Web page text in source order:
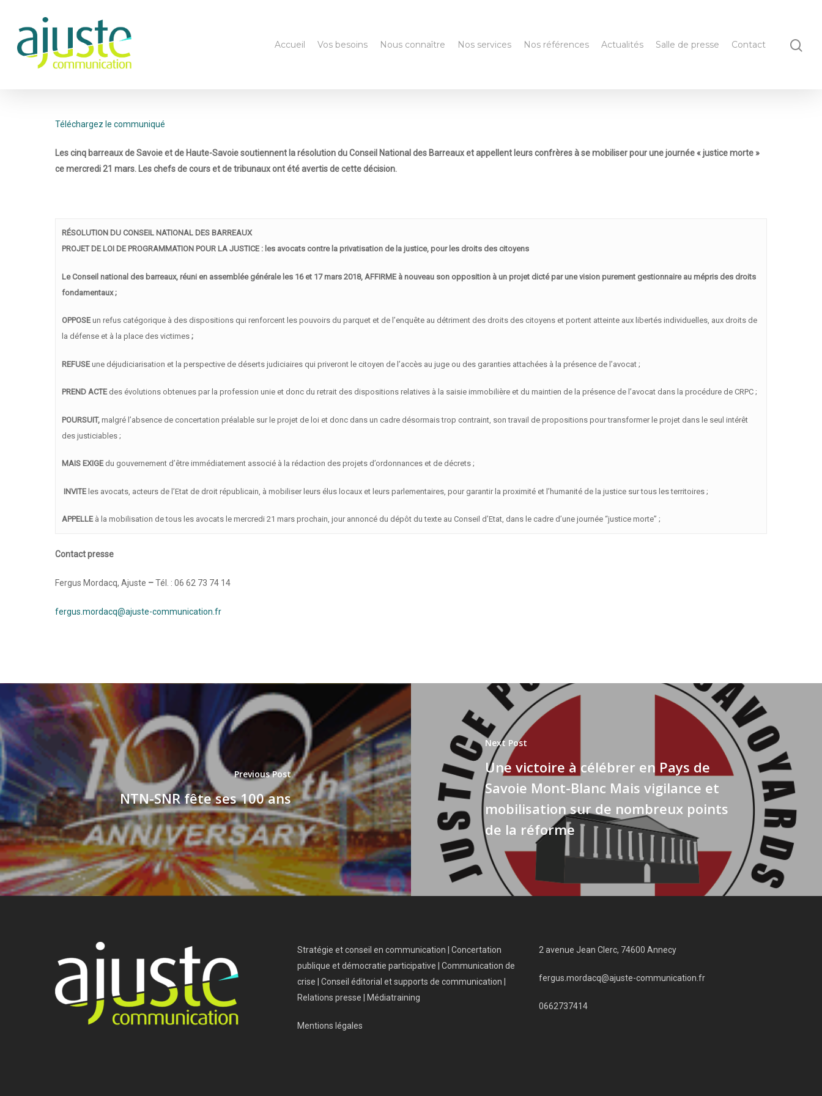
Hit enter to search or ESC to close
Accueil Vos besoins Nous connaître Nos services Nos références Actualités Salle de presse Contact
Téléchargez le communiqué
Les cinq barreaux de Savoie et de Haute-Savoie soutiennent la résolution du Conseil National des Barreaux et appellent leurs confrères à se mobiliser pour une journée « justice morte »
ce mercredi 21 mars. Les chefs de cours et de tribunaux ont été avertis de cette décision.
RÉSOLUTION DU CONSEIL NATIONAL DES BARREAUX
PROJET DE LOI DE PROGRAMMATION POUR LA JUSTICE : les avocats contre la privatisation de la justice, pour les droits des citoyens
Le Conseil national des barreaux, réuni en assemblée générale les 16 et 17 mars 2018, AFFIRME à nouveau son opposition à un projet dicté par une vision purement gestionnaire au mépris des droits
fondamentaux ;
OPPOSEun refus catégorique à des dispositions qui renforcent les pouvoirs du parquet et de l’enquête au détriment des droits des citoyens et portent atteinte aux libertés individuelles, aux droits de
la défense et à la place des victimes ;
REFUSE une déjudiciarisation et la perspective de déserts judiciaires qui priveront le citoyen de l’accès au juge ou des garanties attachées à la présence de l’avocat ;
PREND ACTE des évolutions obtenues par la profession unie et donc du retrait des dispositions relatives à la saisie immobilière et du maintien de la présence de l’avocat dans la procédure de CRPC ;
POURSUIT, malgré l’absence de concertation préalable sur le projet de loi et donc dans un cadre désormais trop contraint, son travail de propositions pour transformer le projet dans le seul intérêt
des justiciables ;
MAIS EXIGE du gouvernement d’être immédiatement associé à la rédaction des projets d’ordonnances et de décrets ;
INVITE les avocats, acteurs de l’Etat de droit républicain, à mobiliser leurs élus locaux et leurs parlementaires, pour garantir la proximité et l’humanité de la justice sur tous les territoires ;
APPELLE à la mobilisation de tous les avocats le mercredi 21 mars prochain, jour annoncé du dépôt du texte au Conseil d’Etat, dans le cadre d’une journée “justice morte” ;
Contact presse
Fergus Mordacq, Ajuste –Tél. : 06 62 73 74 14
fergus.mordacq@ajuste-communication.fr
Previous Post
NTN-SNR fête ses 100 ans
Next Post
Une victoire à célébrer en Pays de
Savoie Mont-Blanc Mais vigilance et
mobilisation sur de nombreux points
de la réforme
Stratégie et conseil en communication | Concertation
publique et démocratie participative | Communication de
crise | Conseil éditorial et supports de communication |
Relations presse | Médiatraining
Mentions légales
2 avenue Jean Clerc, 74600 Annecy
fergus.mordacq@ajuste-communication.fr
0662737414